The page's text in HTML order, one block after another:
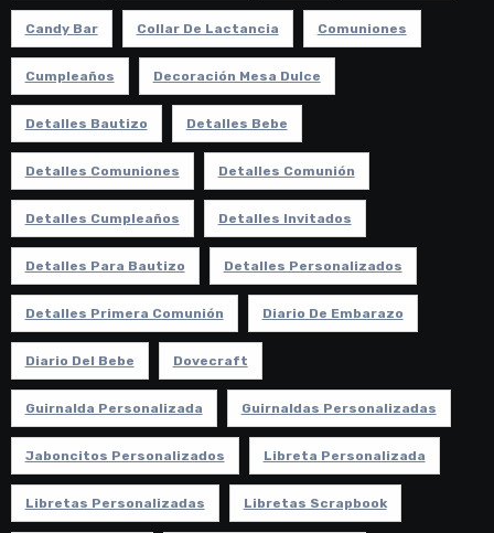
Candy Bar Collar De Lactancia Comuniones
Cumpleaños Decoración Mesa Dulce
Detalles Bautizo Detalles Bebe
Detalles Comuniones Detalles Comunión
Detalles Cumpleaños Detalles Invitados
Detalles Para Bautizo Detalles Personalizados
Detalles Primera Comunión Diario De Embarazo
Diario Del Bebe Dovecraft
Guirnalda Personalizada Guirnaldas Personalizadas
Jaboncitos Personalizados Libreta Personalizada
Libretas Personalizadas Libretas Scrapbook